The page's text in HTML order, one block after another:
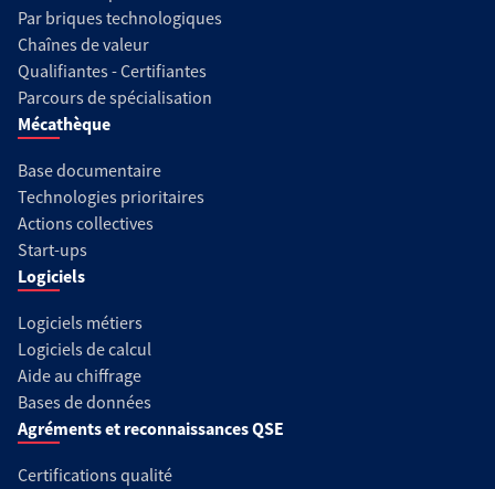
Par briques technologiques
Chaînes de valeur
Qualifiantes - Certifiantes
Parcours de spécialisation
Mécathèque
Base documentaire
Technologies prioritaires
Actions collectives
Start-ups
Logiciels
Logiciels métiers
Logiciels de calcul
Aide au chiffrage
Bases de données
Agréments et reconnaissances QSE
Certifications qualité